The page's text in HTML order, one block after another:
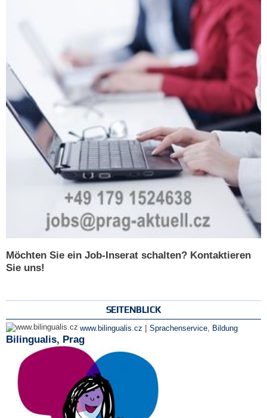
Möchten Sie ein Job-Inserat schalten? Kontaktieren
Sie uns!
SEITENBLICK
www.bilingualis.cz | Sprachenservice Bildung
Bilingualis, Prag